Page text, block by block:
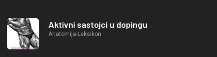
Aktivni sastojci u dopingu
Anatomija-Leksikon